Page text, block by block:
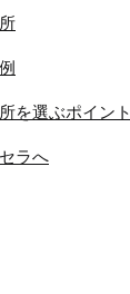
を選ぶポイント
ラへ